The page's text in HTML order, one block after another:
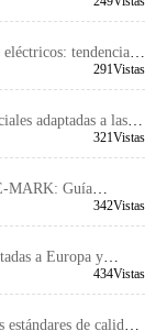
tendencias
291Vistas
adaptadas a las
mercados321Vistas
MARK: Guía
342Vistas
a Europa y
casos reales)434Vistas
de calidad